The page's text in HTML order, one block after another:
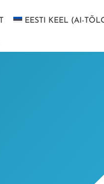
EESTI KEEL (AI-